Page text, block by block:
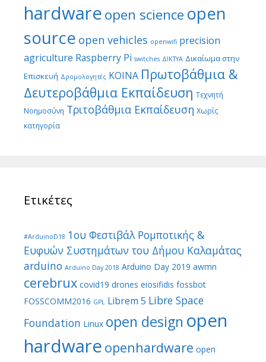
hardwareopen science open
source open vehicles openwifi precision
agriculture Raspberry Pi switches ΔΙΚΤΥΑ Δικαίωμα στην
Επισκευή Δρομολογητές ΚΟΙΝΑ Πρωτοβάθμια &
Δευτεροβάθμια Εκπαίδευση Τεχνητή
Νοημοσύνη Τριτοβάθμια Εκπαίδευση Χωρίς
κατηγορία
Ετικέτες
#ArduinoD18 1ου Φεστιβάλ Ρομποτικής &
Ευφυών Συστημάτων του Δήμου Καλαμάτας
arduino Arduino Day 2018 Arduino Day 2019 awmn
cerebrux covid19 drones eiosifidis fossbot
FOSSCOMM2016 GPL Librem 5 Libre Space
Foundation Linux open design open
hardware openhardware open